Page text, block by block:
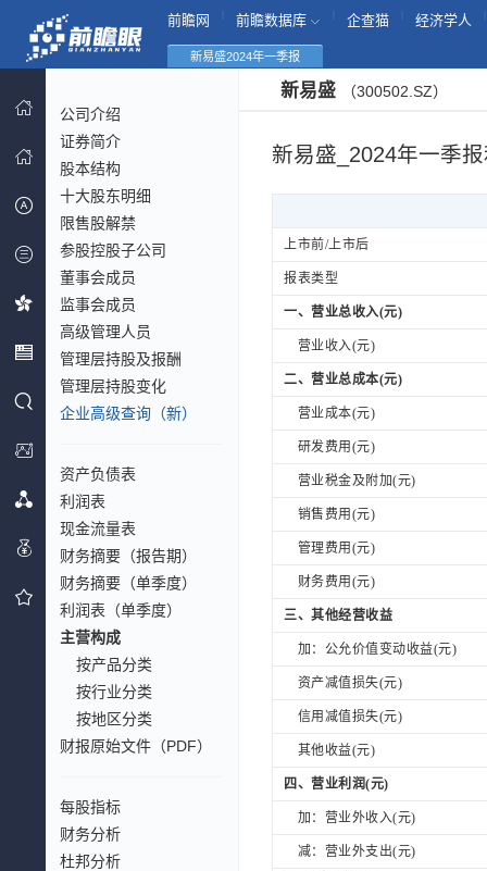
前瞻网 前瞻数据库 企查猫 经济学人
新易盛2024年一季报
公司介绍
证券简介
股本结构
十大股东明细
限售股解禁
参股控股子公司
董事会成员
监事会成员
高级管理人员
管理层持股及报酬
管理层持股变化
企业高级查询（新）
资产负债表
利润表
现金流量表
财务摘要（报告期）
财务摘要（单季度）
利润表（单季度）
主营构成
按产品分类
按行业分类
按地区分类
财报原始文件（PDF）
每股指标
财务分析
杜邦分析
新易盛 （300502.SZ）
新易盛_2024年一季
上市前/上市后
报表类型
一、营业总收入(元)
营业收入(元)
二、营业总成本(元)
营业成本(元)
研发费用(元)
营业税金及附加(元)
销售费用(元)
管理费用(元)
财务费用(元)
三、其他经营收益
加：公允价值变动收益(元)
资产减值损失(元)
信用减值损失(元)
其他收益(元)
四、营业利润(元)
加：营业外收入(元)
减：营业外支出(元)